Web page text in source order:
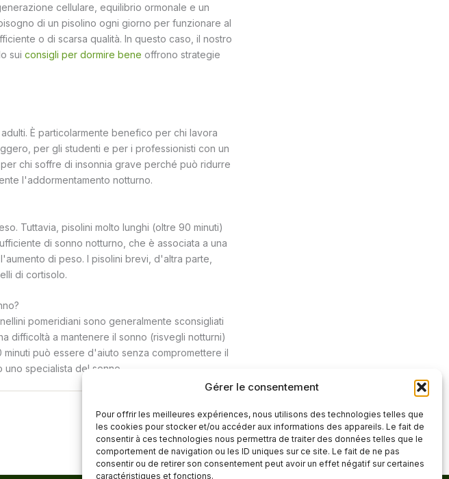
Gérer le consentement
Pour offrir les meilleures expériences, nous utilisons des technologies telles que
les cookies pour stocker et/ou accéder aux informations des appareils. Le fait de
consentir à ces technologies nous permettra de traiter des données telles que le
comportement de navigation ou les ID uniques sur ce site. Le fait de ne pas
consentir ou de retirer son consentement peut avoir un effet négatif sur certaines
caractéristiques et fonctions.
cellulare, equilibrio ormonale e un
di un pisolino ogni giorno per funzionare al
o di scarsa qualità. In questo caso, il nostro
sui consigli per dormire bene offrono strategie
È particolarmente benefico per chi lavora
per gli studenti e per i professionisti con un
chi soffre di insonnia grave perché può ridurre
l'addormentamento notturno.
Tuttavia, pisolini molto lunghi (oltre 90 minuti)
di sonno notturno, che è associata a una
di peso. I pisolini brevi, d'altra parte,
di cortisolo.
pomeridiani sono generalmente sconsigliati
difficoltà a mantenere il sonno (risvegli notturni)
può essere d'aiuto senza compromettere il
specialista del sonno.
Articolo successivo